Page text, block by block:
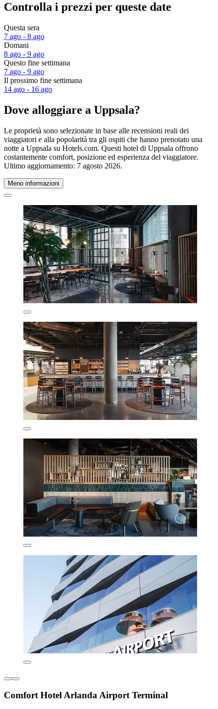
Controlla i prezzi per queste date
Questa sera
7 ago - 8 ago
Domani
8 ago - 9 ago
Questo fine settimana
7 ago - 9 ago
Il prossimo fine settimana
14 ago - 16 ago
Dove alloggiare a Uppsala?
Le proprietà sono selezionate in base alle recensioni reali dei
viaggiatori e alla popolarità tra gli ospiti che hanno prenotato una
notte a Uppsala su Hotels.com. Questi hotel di Uppsala offrono
costantemente comfort, posizione ed esperienza del viaggiatore.
Ultimo aggiornamento: 7 agosto 2026.
Meno informazioni
Comfort Hotel Arlanda Airport Terminal